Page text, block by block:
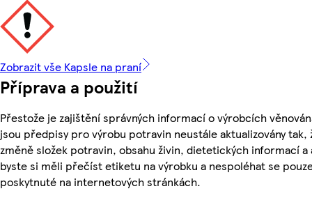
Zobrazit vše Kapsle na praní
Příprava a použití
Přestože je zajištění správných informací o výrobcích
jsou předpisy pro výrobu potravin neustále aktualizovány tak,
změně složek potravin, obsahu živin, dietetických informací a
byste si měli přečíst etiketu na výrobku a nespoléhat se
poskytnuté na internetových stránkách.